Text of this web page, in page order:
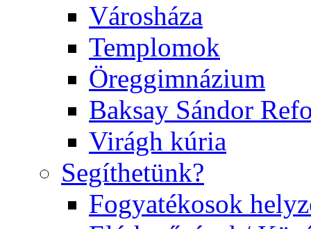
Városháza
Templomok
Öreggimnázium
Baksay Sándor
Virágh kúria
Segíthetünk?
Fogyatékosok